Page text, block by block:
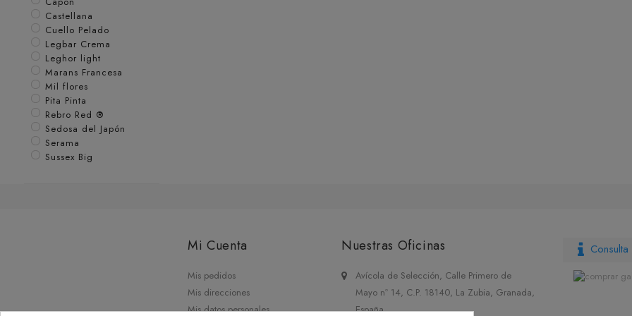
Castellana
Cuello Pelado
Legbar Crema
Leghor light
Marans Francesa
Mil flores
Pita Pinta
Rebro Red ®
Sedosa del Japón
Serama
Sussex Big
Mi Cuenta
Mis pedidos
Mis direcciones
Mis datos personales
Nuestras Oficinas
Avícola de Selección, Calle Primero de
Mayo nº 14, C.P. 18140, La Zubia, Granada,
España.